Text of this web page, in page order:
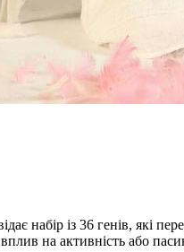
набір із 36 генів, які
на активність або